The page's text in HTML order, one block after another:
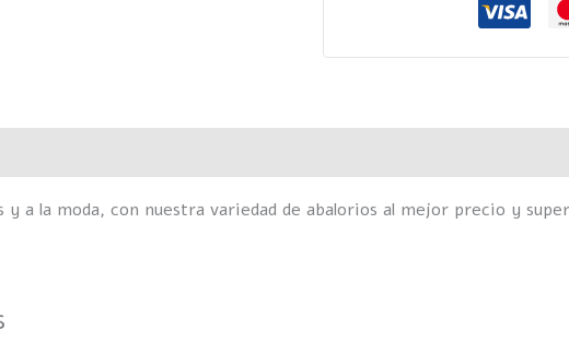
y a la moda, con nuestra variedad de abalorios al mejor precio y